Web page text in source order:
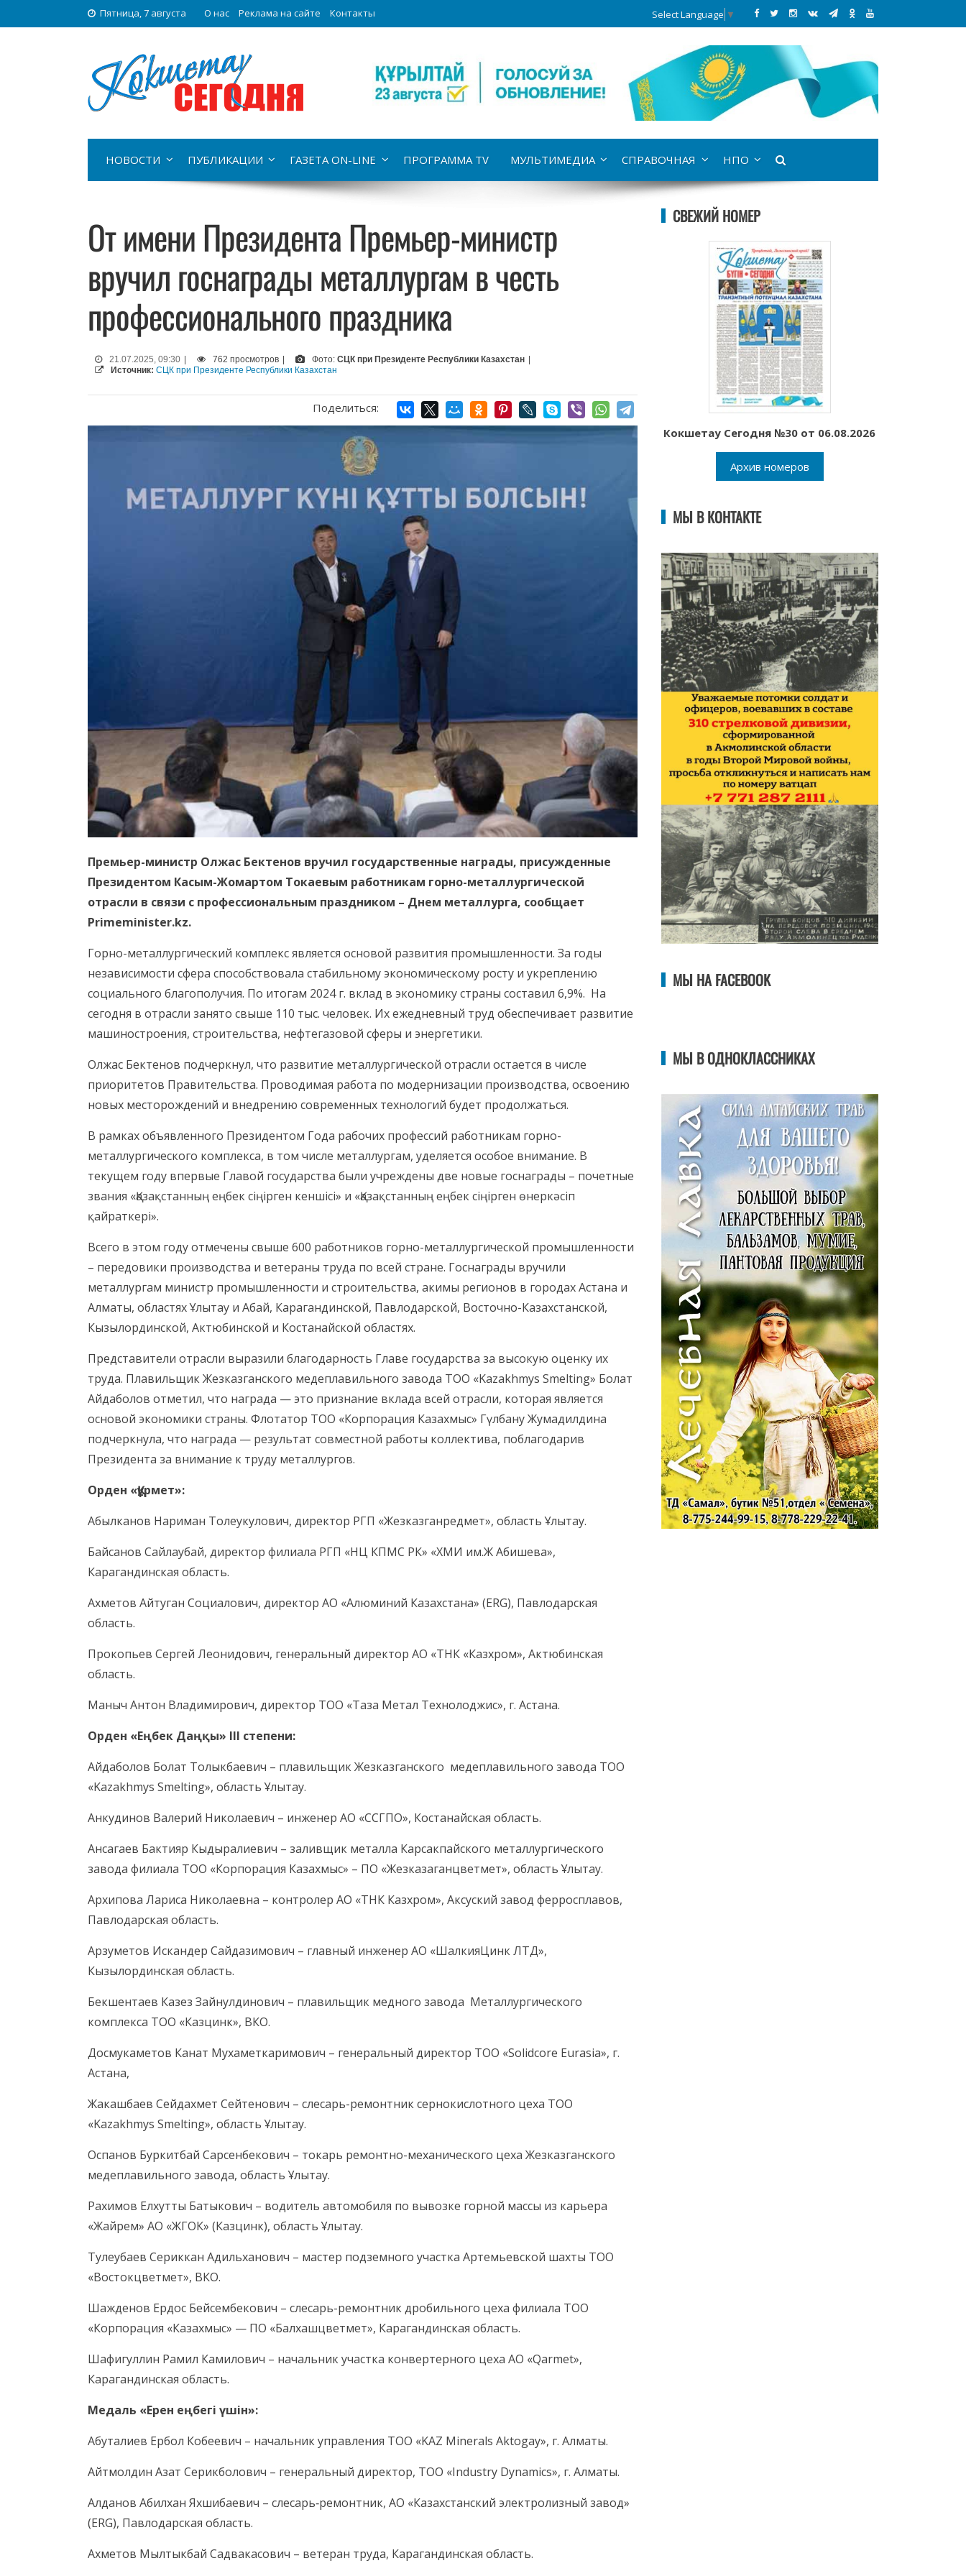
Пятница, 7 августа О нас Реклама на сайте Контакты Select Language ▼
НОВОСТИ ПУБЛИКАЦИИ ГАЗЕТА ON-LINE ПРОГРАММА TV МУЛЬТИМЕДИА СПРАВОЧНАЯ НПО
От имени Президента Премьер-министр
вручил госнаграды металлургам в честь
профессионального праздника
21.07.2025, 09:30 | 762 просмотров | Фото: СЦК при Президенте Республики Казахстан |
Источник: СЦК при Президенте Республики Казахстан
Поделиться:
Премьер-министр Олжас Бектенов вручил государственные награды, присужденные
Президентом Касым-Жомартом Токаевым работникам горно-металлургической
отрасли в связи с профессиональным праздником – Днем металлурга, сообщает
Primeminister.kz.
Горно-металлургический комплекс является основой развития промышленности. За годы
независимости сфера способствовала стабильному экономическому росту и укреплению
социального благополучия. По итогам 2024 г. вклад в экономику страны составил 6,9%. На
сегодня в отрасли занято свыше 110 тыс. человек. Их ежедневный труд обеспечивает развитие
машиностроения, строительства, нефтегазовой сферы и энергетики.
Олжас Бектенов подчеркнул, что развитие металлургической отрасли остается в числе
приоритетов Правительства. Проводимая работа по модернизации производства, освоению
новых месторождений и внедрению современных технологий будет продолжаться.
В рамках объявленного Президентом Года рабочих профессий работникам горно-
металлургического комплекса, в том числе металлургам, уделяется особое внимание. В
текущем году впервые Главой государства были учреждены две новые госнаграды – почетные
звания «Қазақстанның еңбек сіңірген кеншісі» и «Қазақстанның еңбек сіңірген өнеркәсіп
қайраткері».
Всего в этом году отмечены свыше 600 работников горно-металлургической промышленности
– передовики производства и ветераны труда по всей стране. Госнаграды вручили
металлургам министр промышленности и строительства, акимы регионов в городах Астана и
Алматы, областях Ұлытау и Абай, Карагандинской, Павлодарской, Восточно-Казахстанской,
Кызылординской, Актюбинской и Костанайской областях.
Представители отрасли выразили благодарность Главе государства за высокую оценку их
труда. Плавильщик Жезказганского медеплавильного завода ТОО «Kazakhmys Smelting» Болат
Айдаболов отметил, что награда — это признание вклада всей отрасли, которая является
основой экономики страны. Флотатор ТОО «Корпорация Казахмыс» Гүлбану Жумадилдина
подчеркнула, что награда — результат совместной работы коллектива, поблагодарив
Президента за внимание к труду металлургов.
Орден «Құрмет»:
Абылканов Нариман Толеукулович, директор РГП «Жезказганредмет», область Ұлытау.
Байсанов Сайлаубай, директор филиала РГП «НЦ КПМС РК» «ХМИ им.Ж Абишева»,
Карагандинская область.
Ахметов Айтуган Социалович, директор АО «Алюминий Казахстана» (ERG), Павлодарская
область.
Прокопьев Сергей Леонидович, генеральный директор АО «ТНК «Казхром», Актюбинская
область.
Маныч Антон Владимирович, директор ТОО «Таза Метал Технолоджис», г. Астана.
Орден «Еңбек Даңқы» III степени:
Айдаболов Болат Толыкбаевич – плавильщик Жезказганского медеплавильного завода ТОО
«Kazakhmys Smelting», область Ұлытау.
Анкудинов Валерий Николаевич – инженер АО «ССГПО», Костанайская область.
Ансагаев Бактияр Кыдыралиевич – заливщик металла Карсакпайского металлургического
завода филиала ТОО «Корпорация Казахмыс» – ПО «Жезказаганцветмет», область Ұлытау.
Архипова Лариса Николаевна – контролер АО «ТНК Казхром», Аксуский завод ферросплавов,
Павлодарская область.
Арзуметов Искандер Сайдазимович – главный инженер АО «ШалкияЦинк ЛТД»,
Кызылординская область.
Бекшентаев Казез Зайнулдинович – плавильщик медного завода Металлургического
комплекса ТОО «Казцинк», ВКО.
Досмукаметов Канат Мухаметкаримович – генеральный директор ТОО «Solidcore Eurasia», г.
Астана,
Жакашбаев Сейдахмет Сейтенович – слесарь-ремонтник сернокислотного цеха ТОО
«Kazakhmys Smelting», область Ұлытау.
Оспанов Буркитбай Сарсенбекович – токарь ремонтно-механического цеха Жезказганского
медеплавильного завода, область Ұлытау.
Рахимов Елхутты Батыкович – водитель автомобиля по вывозке горной массы из карьера
«Жайрем» АО «ЖГОК» (Казцинк), область Ұлытау.
Тулеубаев Сериккан Адильханович – мастер подземного участка Артемьевской шахты ТОО
«Востокцветмет», ВКО.
Шажденов Ердос Бейсембекович – слесарь-ремонтник дробильного цеха филиала ТОО
«Корпорация «Казахмыс» — ПО «Балхашцветмет», Карагандинская область.
Шафигуллин Рамил Камилович – начальник участка конвертерного цеха АО «Qarmet»,
Карагандинская область.
Медаль «Ерен еңбегі үшін»:
Абуталиев Ербол Кобеевич – начальник управления ТОО «KAZ Minerals Aktogay», г. Алматы.
Айтмолдин Азат Серикболович – генеральный директор, ТОО «Industry Dynamics», г. Алматы.
Алданов Абилхан Яхшибаевич – слесарь‑ремонтник, АО «Казахстанский электролизный завод»
(ERG), Павлодарская область.
Ахметов Мылтыкбай Садвакасович – ветеран труда, Карагандинская область.
СВЕЖИЙ НОМЕР
Кокшетау Сегодня №30 от 06.08.2026
Архив номеров
МЫ В КОНТАКТЕ
МЫ НА FACEBOOK
МЫ В ОДНОКЛАССНИКАХ